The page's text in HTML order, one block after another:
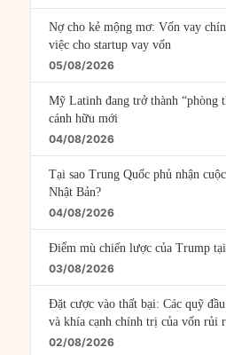
Nợ cho kẻ mộng mơ: Vốn vay
việc cho startup vay vốn
05/08/2026
Mỹ Latinh đang trở thành “phòng
cánh hữu mới
04/08/2026
Tại sao Trung Quốc phủ nhận
Nhật Bản?
04/08/2026
Điểm mù chiến lược của Trump
03/08/2026
Đặt cược vào thất bại: Các quỹ
và khía cạnh chính trị của vốn rủi
02/08/2026